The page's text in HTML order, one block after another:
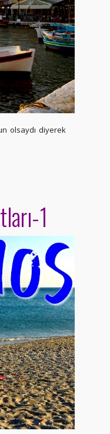
olsaydı diyerek
1